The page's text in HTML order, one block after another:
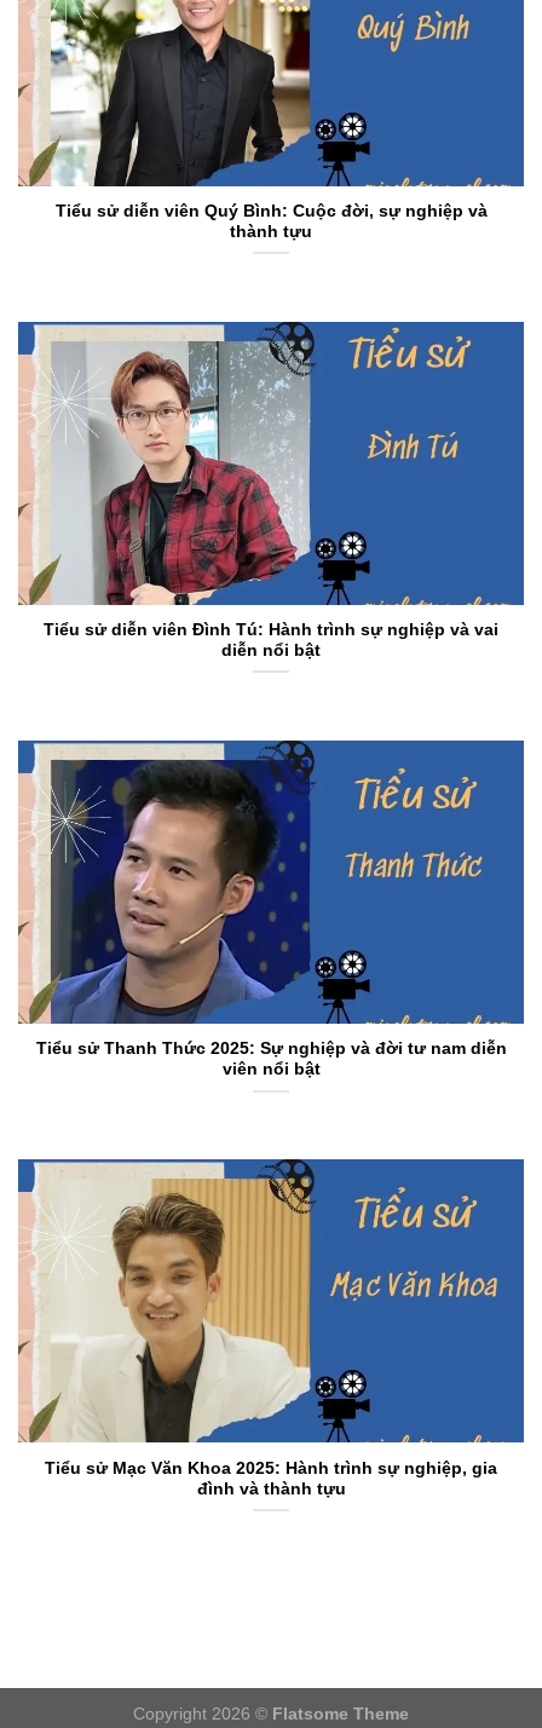
Tiểu sử diễn viên Quý Bình: Cuộc đời, sự nghiệp và
thành tựu
Tiểu sử diễn viên Đình Tú: Hành trình sự nghiệp và vai
diễn nổi bật
Tiểu sử Thanh Thức 2025: Sự nghiệp và đời tư nam diễn
viên nổi bật
Tiểu sử Mạc Văn Khoa 2025: Hành trình sự nghiệp, gia
đình và thành tựu
Copyright 2026 © Flatsome Theme